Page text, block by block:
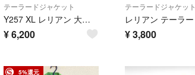
テーラードジャケット
Y257 XL レリアン 大きいサイズ チェック柄 ダブル JKT レディース
¥6,200
テーラードジャケット
¥3,800
5%還元